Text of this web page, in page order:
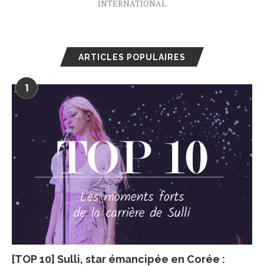
INTERNATIONAL
ARTICLES POPULAIRES
1
[TOP 10] Sulli, star émancipée en Corée :